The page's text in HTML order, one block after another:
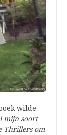
wilde
mijn soort
Thrillers om